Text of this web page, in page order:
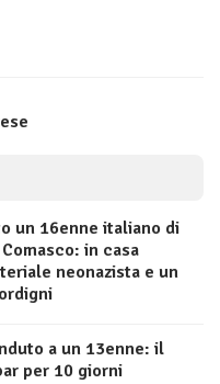
un 16enne italiano di
in casa
neonazista e un
a un 13enne: il
per 10 giorni